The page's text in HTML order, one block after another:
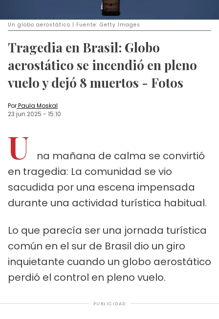
Un globo aerostático | Fuente: Getty Images
Tragedia en Brasil: Globo
aerostático se incendió en pleno
vuelo y dejó 8 muertos - Fotos
PorPaula Moskal
23 jun 2025 - 15:10
U
na mañana de calma se convirtió
en tragedia: La comunidad se vio
sacudida por una escena impensada
durante una actividad turística habitual.
Lo que parecía ser una jornada turística
común en el sur de Brasil dio un giro
inquietante cuando un globo aerostático
perdió el control en pleno vuelo.
PUBLICIDAD